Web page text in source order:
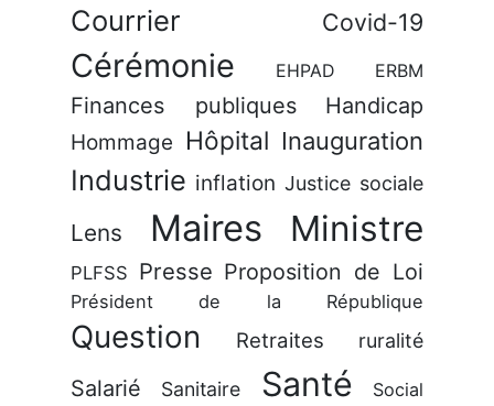
Courrier Covid-19
Cérémonie EHPAD ERBM
Finances publiques Handicap
Hommage Hôpital Inauguration
Industrie inflation Justice sociale
Lens Maires Ministre
PLFSS Presse Proposition de Loi
Président de la République
Question Retraites ruralité
Salarié Sanitaire Santé Social